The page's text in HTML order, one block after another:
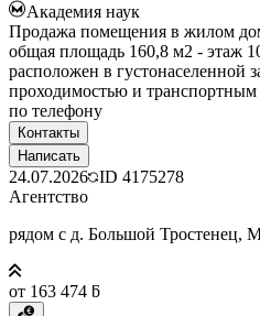
Академия наук
Продажа помещения в жилом
общая площадь 160,8 м2 - этаж
расположен в густонаселенной
проходимостью и
по телефону
Контакты
Написать
24.07.2026 ID 4175278
Агентство
рядом с д. Большой Тростенец,
от 163 474 ƃ